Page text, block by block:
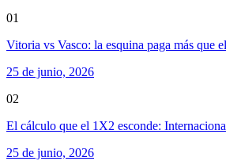
01
Vitoria vs Vasco: la esquina paga más que
25 de junio, 2026
02
El cálculo que el 1X2 esconde:
25 de junio, 2026